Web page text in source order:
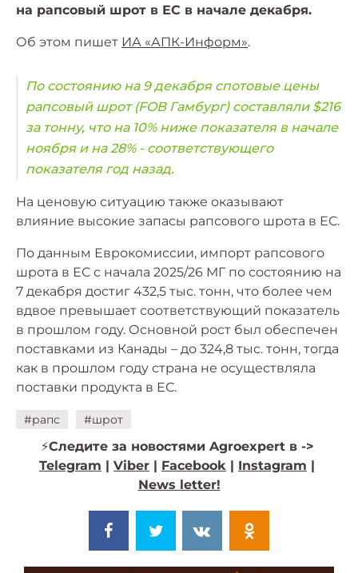
на рапсовый шрот в ЕС в начале декабря.
Об этом пишет ИА «АПК-Информ».
По состоянию на 9 декабря спотовые цены
рапсовый шрот (FOB Гамбург) составляли $216
за тонну, что на 10% ниже показателя в начале
ноября и на 28% - соответствующего
показателя год назад.
На ценовую ситуацию также оказывают
влияние высокие запасы рапсового шрота в ЕС.
По данным Еврокомиссии, импорт рапсового
шрота в ЕС с начала 2025/26 МГ по состоянию на
7 декабря достиг 432,5 тыс. тонн, что более чем
вдвое превышает соответствующий показатель
в прошлом году. Основной рост был обеспечен
поставками из Канады – до 324,8 тыс. тонн, тогда
как в прошлом году страна не осуществляла
поставки продукта в ЕС.
#рапс #шрот
⚡️Следите за новостями Agroexpert в ->
Telegram
Viber Facebook Instagram
News letter!